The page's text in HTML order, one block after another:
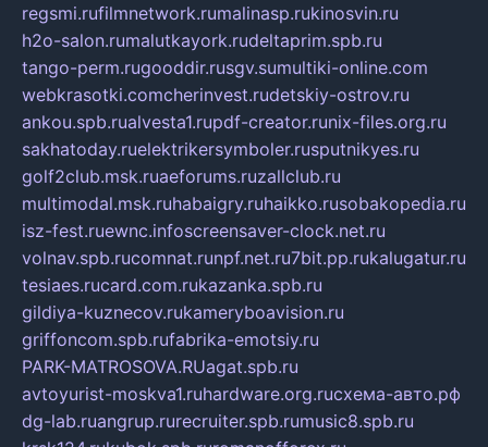
regsmi.rufilmnetwork.rumalinasp.rukinosvin.ru
h2o-salon.rumalutkayork.rudeltaprim.spb.ru
tango-perm.rugooddir.rusgv.sumultiki-online.com
webkrasotki.comcherinvest.rudetskiy-ostrov.ru
ankou.spb.rualvesta1.rupdf-creator.runix-files.org.ru
sakhatoday.ruelektrikersymboler.rusputnikyes.ru
golf2club.msk.ruaeforums.ruzallclub.ru
multimodal.msk.ruhabaigry.ruhaikko.rusobakopedia.ru
isz-fest.ruewnc.infoscreensaver-clock.net.ru
volnav.spb.rucomnat.runpf.net.ru7bit.pp.rukalugatur.ru
tesiaes.rucard.com.rukazanka.spb.ru
gildiya-kuznecov.rukameryboavision.ru
griffoncom.spb.rufabrika-emotsiy.ru
PARK-MATROSOVA.RUagat.spb.ru
avtoyurist-moskva1.ruhardware.org.ruсхема-авто.рф
dg-lab.ruangrup.rurecruiter.spb.rumusic8.spb.ru